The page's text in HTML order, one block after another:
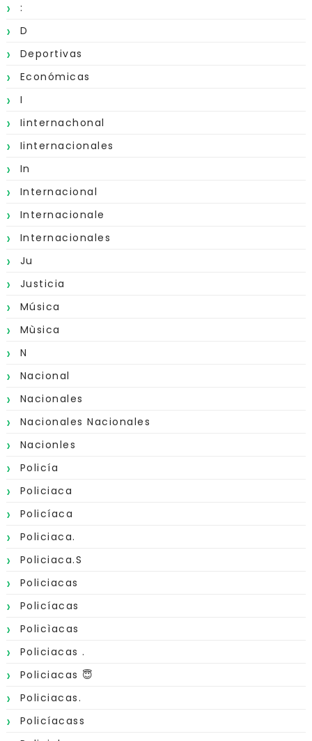
:
D
Deportivas
Económicas
I
Iinternachonal
Iinternacionales
In
Internacional
Internacionale
Internacionales
Ju
Justicia
Música
Mùsica
N
Nacional
Nacionales
Nacionales Nacionales
Nacionles
Policía
Policiaca
Policíaca
Policiaca.
Policiaca.s
Policiacas
Policíacas
Policìacas
Policiacas .
Policiacas 😇
Policiacas.
Policíacass